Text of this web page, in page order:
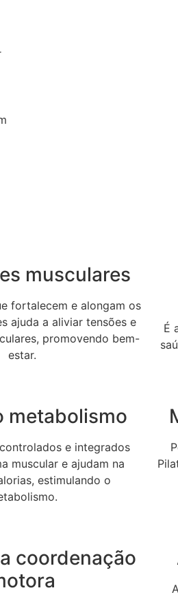
musculares
fortalecem e alongam os
ajuda a aliviar tensões e
promovendo bem-
estar.
É
metabolismo
e integrados
muscular e ajudam na
estimulando o
coordenação